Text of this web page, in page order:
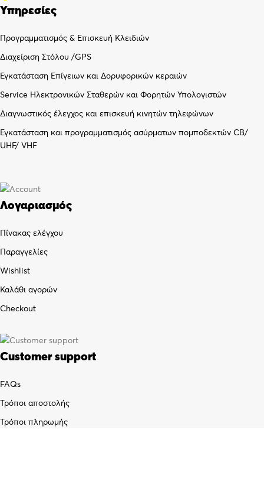
Υπηρεσίες
Προγραμματισμός & Επισκευή Κλειδιών
Διαχείριση Στόλου /GPS
Εγκατάσταση Επίγειων και Δορυφορικών κεραιών
Service Ηλεκτρονικών Σταθερών και Φορητών Υπολογιστών
Διαγνωστικός έλεγχος και επισκευή κινητών τηλεφώνων
Εγκατάσταση και προγραμματισμός ασύρματων πομποδεκτών CB/
UHF/ VHF
Λογαριασμός
Πίνακας ελέγχου
Παραγγελίες
Wishlist
Καλάθι αγορών
Checkout
Customer support
FAQs
Τρόποι αποστολής
Τρόποι πληρωμής